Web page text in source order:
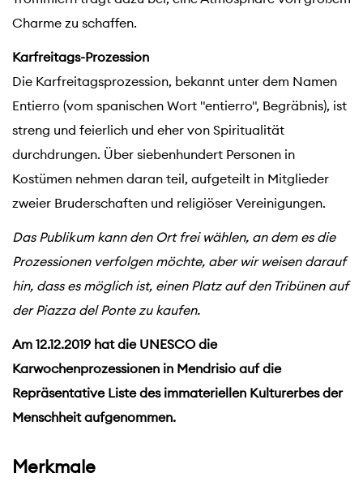
Charme zu schaffen.
Karfreitags-Prozession
Die Karfreitagsprozession, bekannt unter dem Namen
Entierro (vom spanischen Wort "entierro", Begräbnis), ist
streng und feierlich und eher von Spiritualität
durchdrungen. Über siebenhundert Personen in
Kostümen nehmen daran teil, aufgeteilt in Mitglieder
zweier Bruderschaften und religiöser Vereinigungen.
Das Publikum kann den Ort frei wählen, an dem es die
Prozessionen verfolgen möchte, aber wir weisen darauf
hin, dass es möglich ist, einen Platz auf den Tribünen auf
der Piazza del Ponte zu kaufen.
Am 12.12.2019 hat die UNESCO die
Karwochenprozessionen in Mendrisio auf die
Repräsentative Liste des immateriellen Kulturerbes der
Menschheit aufgenommen.
Merkmale